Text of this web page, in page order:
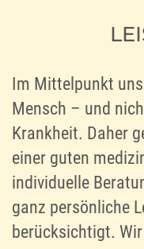
Im Mittelpunkt
Mensch – und
Krankheit. Daher
einer guten
individuelle
ganz persönliche
berücksichtigt.